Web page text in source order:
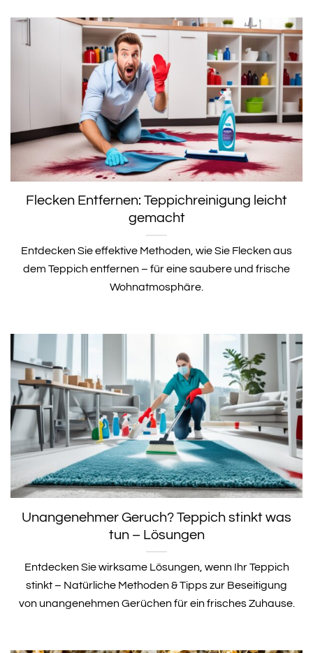
Flecken Entfernen: Teppichreinigung leicht
gemacht
Entdecken Sie effektive Methoden, wie Sie Flecken aus
dem Teppich entfernen – für eine saubere und frische
Wohnatmosphäre.
Unangenehmer Geruch? Teppich stinkt was
tun – Lösungen
Entdecken Sie wirksame Lösungen, wenn Ihr Teppich
stinkt – Natürliche Methoden & Tipps zur Beseitigung
von unangenehmen Gerüchen für ein frisches Zuhause.